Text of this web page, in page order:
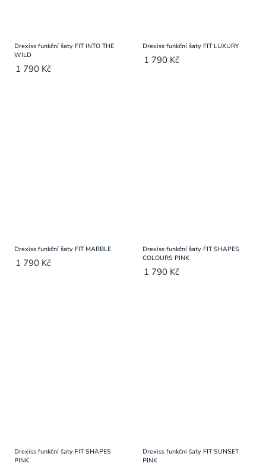
Drexiss funkční šaty FIT INTO THE
WILD
1 790 Kč
Drexiss funkční šaty FIT LUXURY
1 790 Kč
Drexiss funkční šaty FIT MARBLE
1 790 Kč
Drexiss funkční šaty FIT SHAPES
COLOURS PINK
1 790 Kč
Drexiss funkční šaty FIT SHAPES
PINK
Drexiss funkční šaty FIT SUNSET
PINK